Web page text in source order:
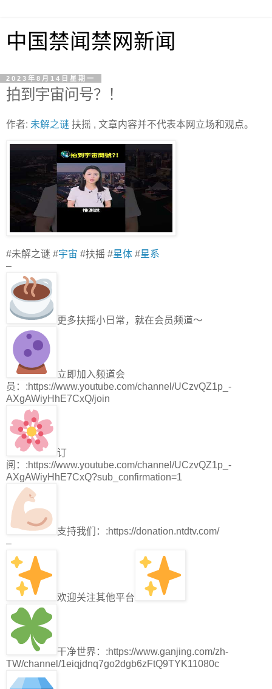
中国禁闻禁网新闻
2023年8月14日星期一
拍到宇宙问号？！
作者: 未解之谜 扶摇 , 文章内容并不代表本网立场和观点。
#未解之谜 #宇宙 #扶摇 #星体 #星系
–
更多扶摇小日常，就在会员频道～
立即加入频道会
员：:https://www.youtube.com/channel/UCzvQZ1p_-
AXgAWiyHhE7CxQ/join
订
阅：:https://www.youtube.com/channel/UCzvQZ1p_-
AXgAWiyHhE7CxQ?sub_confirmation=1
支持我们：:https://donation.ntdtv.com/
–
欢迎关注其他平台
干净世界：:https://www.ganjing.com/zh-
TW/channel/1eiqjdnq7go2dgb6zFtQ9TYK11080c